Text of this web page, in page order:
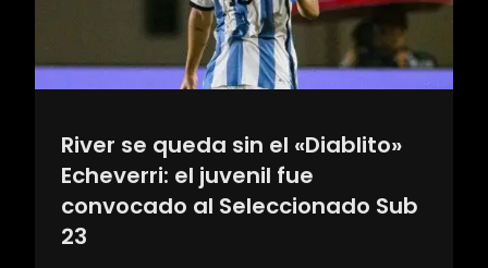
River se queda sin el «Diablito»
Echeverri: el juvenil fue
convocado al Seleccionado Sub
23